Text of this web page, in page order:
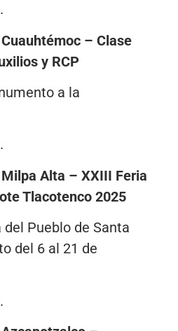
– Clase
y RCP
a la
Alta – XXIII Feria
Tlacotenco 2025
Pueblo de Santa
del 6 al 21 de